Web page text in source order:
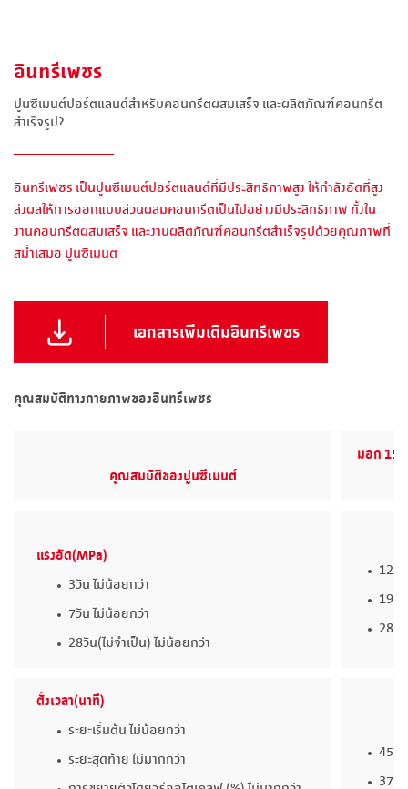
อินทรีเพชร
ปูนซีเมนต์ปอร์ตแลนด์สำหรับคอนกรีตผสมเสร็จ และผลิตภัณฑ์คอนกรีต
สำเร็จรูป?
อินทรีเพชร เป็นปูนซีเมนต์ปอร์ตแลนด์ที่มีประสิทธิภาพสูง ให้กำลังอัดที่สูง
ส่งผลให้การออกแบบส่วนผสมคอนกรีตเป็นไปอย่างมีประสิทธิภาพ ทั้งใน
งานคอนกรีตผสมเสร็จ และงานผลิตภัณฑ์คอนกรีตสำเร็จรูปด้วยคุณภาพที่
สม่ำเสมอ ปูนซีเมนต
เอกสารเพิ่มเติมอินทรีเพชร
คุณสมบัติทางกายภาพของอินทรีเพชร
คุณสมบัติของปูนซีเมนต์
มอก 15
แรงอัด(MPa)
3วัน ไม่น้อยกว่า
7วัน ไม่น้อยกว่า
28วัน(ไม่จำเป็น) ไม่น้อยกว่า
12.0
19.0
28.0
ตั้งเวลา(นาที)
ระยะเริ่มต้น ไม่น้อยกว่า
ระยะสุดท้าย ไม่มากกว่า
45
375